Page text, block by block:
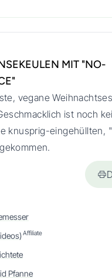
MIT "NO-
vegane
ist noch
knusprig-eingehüllten,
Affiliate
Pfanne